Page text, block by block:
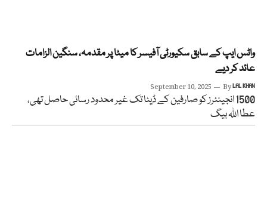
واٹس ایپ کے سابق سکیورٹی آفیسر کا میٹا پر مقدمہ، سنگین الزامات
عائد کر دیے
September 10, 2025 ByLAL KHAN
1500 انجینئرز کو صارفین کے ڈیٹا تک غیر محدود رسائی حاصل تھی،
عطا اللہ بیگ